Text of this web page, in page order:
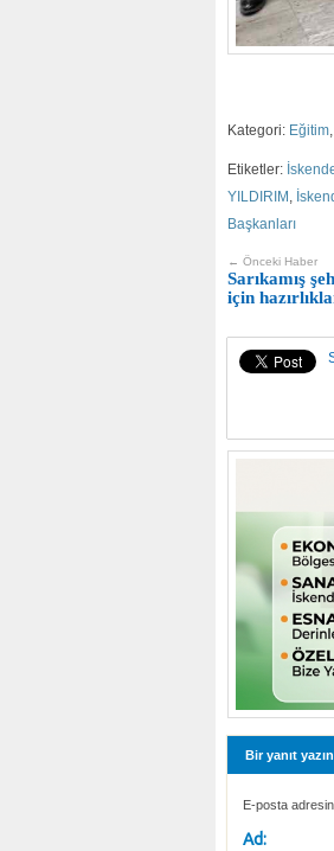
Kategori: Eğitim,
Etiketler:
YILDIRIM ,
Başkanları
← Önceki Haber
Sarıkamış
için
Bir yanıt yazın
E-posta
Ad: